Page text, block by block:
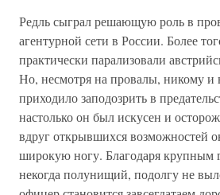
Редль сыграл решающую роль в
агентурной сети в России. Более
практически парализовали
Но, несмотря на провалы, никому и
приходило заподозрить в
настолько он был искусен и
вдруг открывшихся возможностей
широкую ногу. Благодаря крупным
некогда полунищий, подолгу не